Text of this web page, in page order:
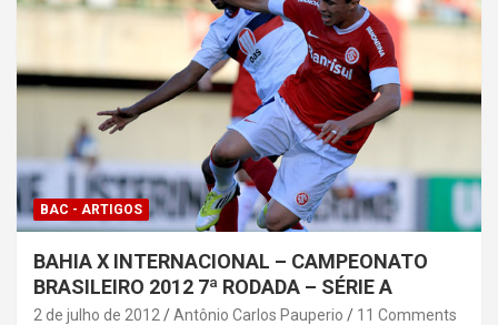
BAC - ARTIGOS
BAHIA X INTERNACIONAL – CAMPEONATO
BRASILEIRO 2012 7ª RODADA – SÉRIE A
2 de julho de 2012 Antônio Carlos Pauperio 11 Comments